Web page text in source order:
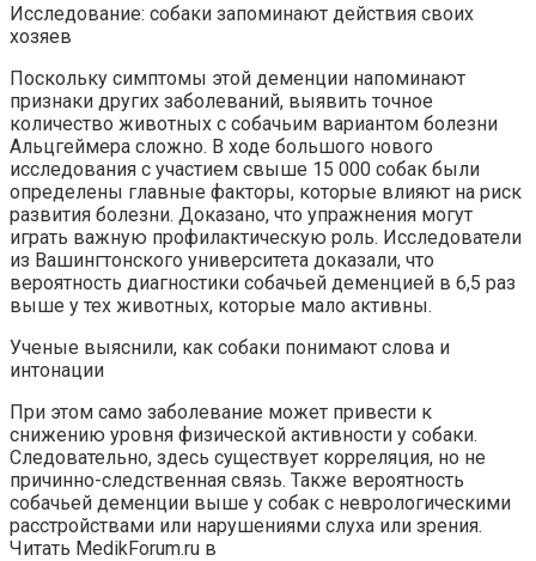
Исследование: собаки запоминают действия своих
хозяев
Поскольку симптомы этой деменции напоминают
признаки других заболеваний, выявить точное
количество животных с собачьим вариантом болезни
Альцгеймера сложно. В ходе большого нового
исследования с участием свыше 15 000 собак были
определены главные факторы, которые влияют на риск
развития болезни. Доказано, что упражнения могут
играть важную профилактическую роль. Исследователи
из Вашингтонского университета доказали, что
вероятность диагностики собачьей деменцией в 6,5 раз
выше у тех животных, которые мало активны.
Ученые выяснили, как собаки понимают слова и
интонации
При этом само заболевание может привести к
снижению уровня физической активности у собаки.
Следовательно, здесь существует корреляция, но не
причинно-следственная связь. Также вероятность
собачьей деменции выше у собак с неврологическими
расстройствами или нарушениями слуха или зрения.
Читать MedikForum.ru в